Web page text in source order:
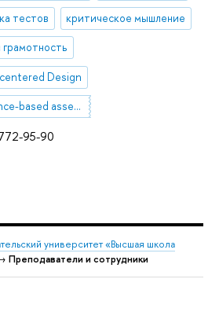
95-90
тестов критическое мышление
Design
Performance-based assessment
университет «Высшая школа
Преподаватели и сотрудники